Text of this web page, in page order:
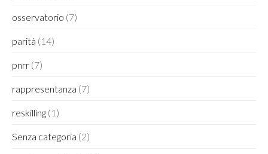
osservatorio (7)
parità (14)
pnrr (7)
rappresentanza (7)
reskilling (1)
Senza categoria (2)